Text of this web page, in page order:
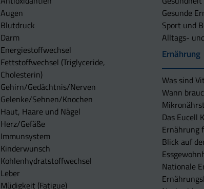
Augen
Blutdruck
Darm
Energiestoffwechsel
Fettstoffwechsel (Triglyceride,
Cholesterin)
Gehirn/Gedächtnis/Nerven
Gelenke/Sehnen/Knochen
Haut, Haare und Nägel
Herz/Gefäße
Immunsystem
Kinderwunsch
Kohlenhydratstoffwechsel
Leber
Müdigkeit (Fatigue)
Gesunde
Sport und
Alltags-
Ernährung
Was sind
Wann
Das Eucell
Ernährung
Blick auf
Nationale